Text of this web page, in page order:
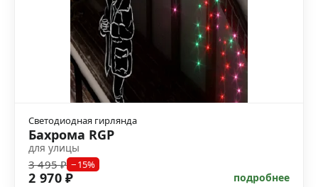
Светодиодная гирлянда
Бахрома RGP
для улицы
3 495 ₽ −15%
2 970 ₽ подробнее